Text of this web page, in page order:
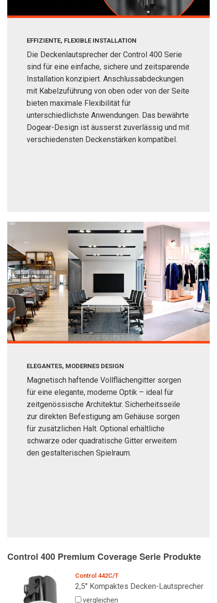
EFFIZIENTE, FLEXIBLE INSTALLATION
Die Deckenlautsprecher der Control 400 Serie
sind für eine einfache, sichere und zeitsparende
Installation konzipiert. Anschlussabdeckungen
mit Kabelzuführung von oben oder von der Seite
bieten maximale Flexibilität für
unterschiedlichste Anwendungen. Das bewährte
Dogear-Design ist äusserst zuverlässig und mit
verschiedensten Deckenstärken kompatibel.
ELEGANTES, MODERNES DESIGN
Magnetisch haftende Vollflächengitter sorgen
für eine elegante, moderne Optik – ideal für
zeitgenössische Architektur. Sicherheitsseile
zur direkten Befestigung am Gehäuse sorgen
für zusätzlichen Halt. Optional erhältliche
schwarze oder quadratische Gitter erweitern
den gestalterischen Spielraum.
Control 400 Premium Coverage Serie Produkte
Control 442C/T
2,5" Kompaktes Decken-Lautsprecher
vergleichen